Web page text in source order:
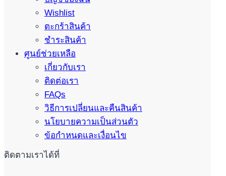
Wishlist
ตะกร้าสินค้า
ชำระสินค้า
ศูนย์ช่วยเหลือ
เกี่ยวกับเรา
ติดต่อเรา
FAQs
วิธีการเปลี่ยนและคืนสินค้า
นโยบายความเป็นส่วนตัว
ข้อกำหนดและเงื่อนไข
ติดตามเราได้ที่